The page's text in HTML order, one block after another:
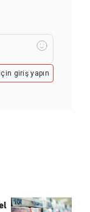
giriş yapın